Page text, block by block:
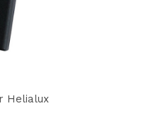
Helialux